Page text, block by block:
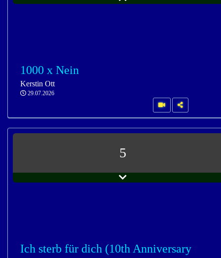
1000 x Nein
Kerstin Ott
29.07.2026
5
Ich sterb für dich (10th Anniversary